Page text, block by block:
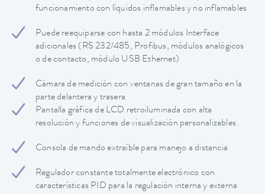
funcionamiento con líquidos inflamables y no inflamables
Puede reequiparse con hasta 2 módulos Interface
adicionales (RS 232/485, Profibus, módulos analógicos
o de contacto, módulo USB Ethernet)
Cámara de medición con ventanas de gran tamaño en la
parte delantera y trasera
Pantalla gráfica de LCD retroiluminada con alta
resolución y funciones de visualización personalizables
Consola de mando extraíble para manejo a distancia
Regulador constante totalmente electrónico con
características PID para la regulación interna y externa